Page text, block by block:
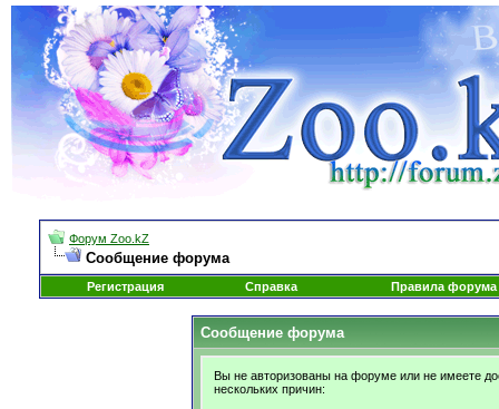
Форум Zoo.kZ
Сообщение форума
Регистрация Справка Правила форума
Сообщение форума
Вы не авторизованы на форуме или не имеете
нескольких причин: